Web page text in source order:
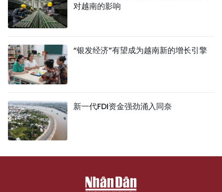
对越南的影响
“银发经济”有望成为越南新的增长引擎
新一代FDI资金强劲涌入同奈